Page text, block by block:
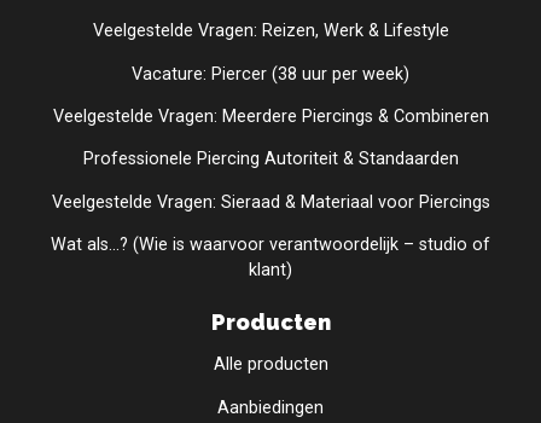
Veelgestelde Vragen: Reizen, Werk & Lifestyle
Vacature: Piercer (38 uur per week)
Veelgestelde Vragen: Meerdere Piercings & Combineren
Professionele Piercing Autoriteit & Standaarden
Veelgestelde Vragen: Sieraad & Materiaal voor Piercings
Wat als...? (Wie is waarvoor verantwoordelijk – studio of
klant)
Producten
Alle producten
Aanbiedingen